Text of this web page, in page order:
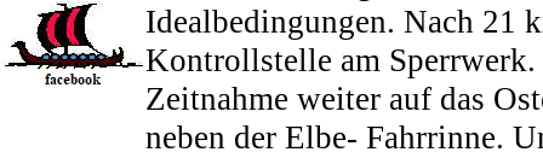
Idealbedingungen. Nach 21
Kontrollstelle am Sperrwerk.
Zeitnahme weiter auf das
neben der Elbe- Fahrrinne.